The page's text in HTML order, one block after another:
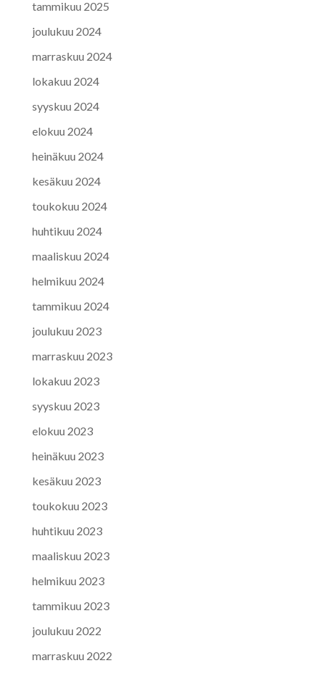
tammikuu 2025
joulukuu 2024
marraskuu 2024
lokakuu 2024
syyskuu 2024
elokuu 2024
heinäkuu 2024
kesäkuu 2024
toukokuu 2024
huhtikuu 2024
maaliskuu 2024
helmikuu 2024
tammikuu 2024
joulukuu 2023
marraskuu 2023
lokakuu 2023
syyskuu 2023
elokuu 2023
heinäkuu 2023
kesäkuu 2023
toukokuu 2023
huhtikuu 2023
maaliskuu 2023
helmikuu 2023
tammikuu 2023
joulukuu 2022
marraskuu 2022